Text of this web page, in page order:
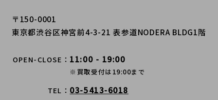
〒150-0001
東京都渋谷区神宮前4-3-21 表参道NODERA BLDG1階
OPEN-CLOSE 11:00 - 19:00
※買取受付は19:00まで
TEL 03-5413-6018